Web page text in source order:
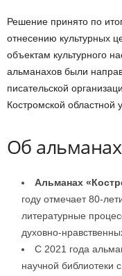
Решение принято по
отнесению культурных
объектам культурного
альманахов были
писательской
Костромской областной
Об
Альманах
году отмечает 80-
литературные
духовно-
С 2021 года
научной библиотеки